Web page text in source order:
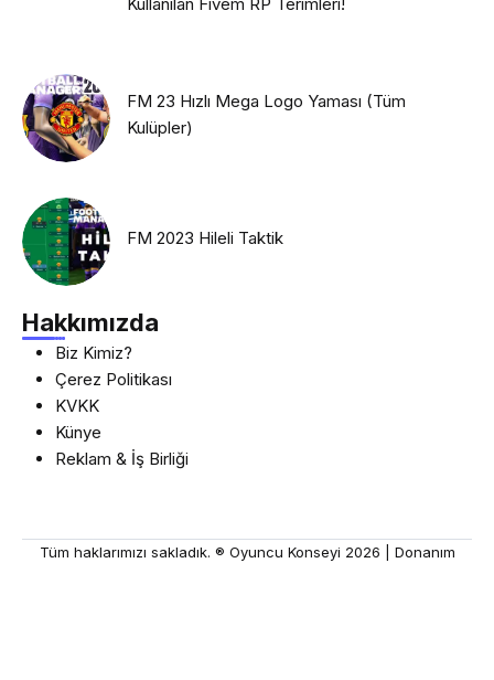
FM 23 Hızlı Mega Logo Yaması (Tüm
Kulüpler)
FM 2023 Hileli Taktik
Hakkımızda
Biz Kimiz?
Çerez Politikası
KVKK
Künye
Reklam & İş Birliği
Tüm haklarımızı sakladık. ® Oyuncu Konseyi 2026 | Donanım